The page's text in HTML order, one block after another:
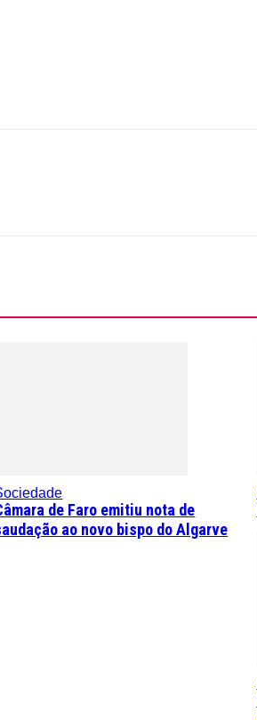
de Faro emitiu nota de
ao novo bispo do Algarve